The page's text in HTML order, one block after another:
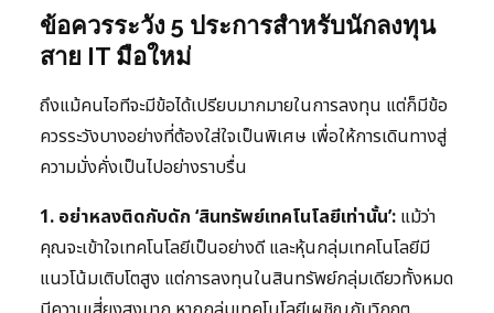
ข้อควรระวัง 5 ประการสำหรับนักลงทุน
สาย IT มือใหม่
ถึงแม้คนไอทีจะมีข้อได้เปรียบมากมายในการลงทุน แต่ก็มีข้อ
ควรระวังบางอย่างที่ต้องใส่ใจเป็นพิเศษ เพื่อให้การเดินทางสู่
ความมั่งคั่งเป็นไปอย่างราบรื่น
1. อย่าหลงติดกับดัก ‘สินทรัพย์เทคโนโลยีเท่านั้น’: แม้ว่า
คุณจะเข้าใจเทคโนโลยีเป็นอย่างดี และหุ้นกลุ่มเทคโนโลยีมี
แนวโน้มเติบโตสูง แต่การลงทุนในสินทรัพย์กลุ่มเดียวทั้งหมด